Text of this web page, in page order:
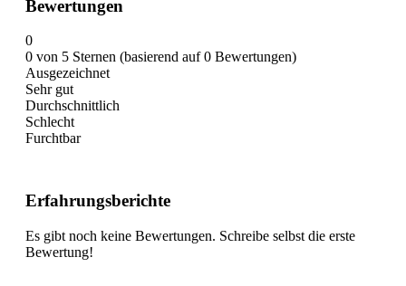
Bewertungen
0
0 von 5 Sternen (basierend auf 0 Bewertungen)
Ausgezeichnet
Sehr gut
Durchschnittlich
Schlecht
Furchtbar
Erfahrungsberichte
Es gibt noch keine Bewertungen. Schreibe selbst die erste
Bewertung!